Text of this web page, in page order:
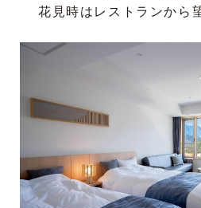
花見時はレストランから